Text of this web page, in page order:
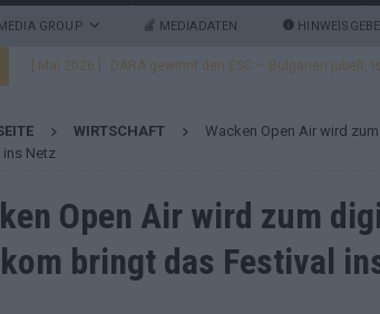
GROUP MEDIADATEN
[ Mai 2026 ] DARA gewinnt den ESC – Bulgarien
[ Mai 2026 ] JJ, Lordi, Verka Serduchka und Billy Joel –
EUROVISION
[ Mai 2026 ] ESC-Finale morgen: Finnland Favorit,
WIRTSCHAFT
Wacken Open Air wird
ins Netz
Open Air wird zum
bringt das Festival